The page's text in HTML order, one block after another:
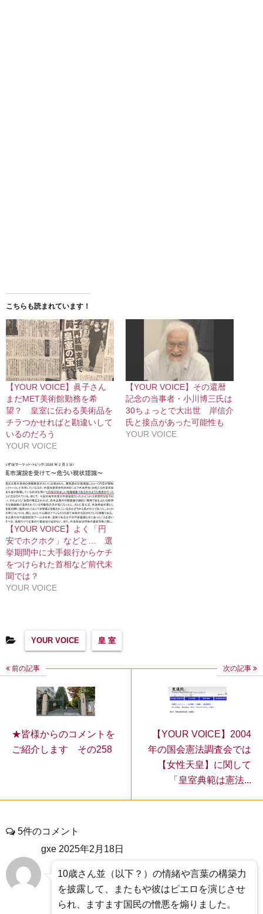
こちらも読まれています！
【YOUR VOICE】眞子さん
まだMET美術館勤務を希
望？ 皇室に伝わる美術品を
チラつかせればと勘違いして
いるのだろう
YOUR VOICE
【YOUR VOICE】その還暦
記念の当事者・小川博三氏は
30ちょっとで大出世 岸信介
氏と接点があった可能性も
YOUR VOICE
【YOUR VOICE】よく「円
安でホクホク」などと… 選
挙期間中に大手銀行からケチ
をつけられた首相など前代未
聞では？
YOUR VOICE
YOUR VOICE 皇 室
前の記事
★皆様からのコメントを
ご紹介します その258
次の記事
【YOUR VOICE】2004
年の国会憲法調査会では
【女性天皇】に関して
「皇室典範は憲法...
5件のコメント
gxe 2025年2月18日
10歳さん並（以下？）の情緒や言葉の構築力
を披露して、またもや彼はピエロを演じさせ
られ、ますます国民の憎悪を煽りました。